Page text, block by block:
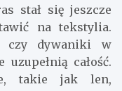
stał się jeszcze
na tekstylia.
czy dywaniki w
całość.
takie jak len,